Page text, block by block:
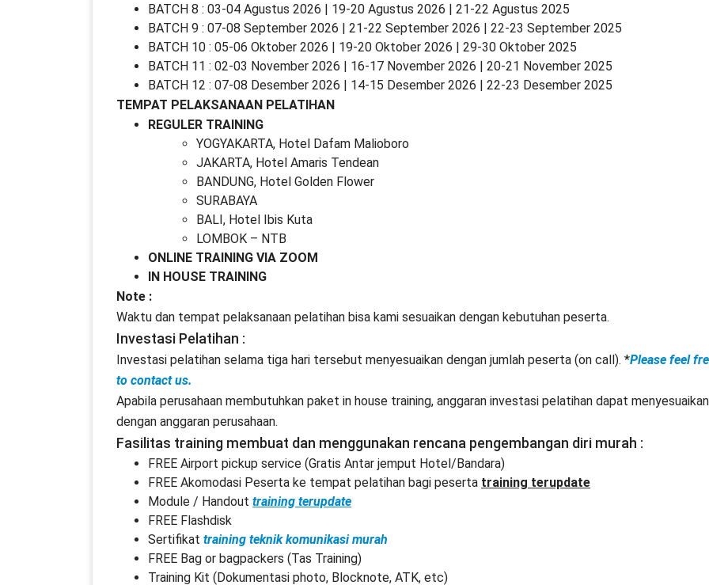
BATCH 8 : 03-04 Agustus 2026 | 19-20 Agustus 2026 | 21-22 Agustus 2025
BATCH 9 : 07-08 September 2026 | 21-22 September 2026 | 22-23 September 2025
BATCH 10 : 05-06 Oktober 2026 | 19-20 Oktober 2026 | 29-30 Oktober 2025
BATCH 11 : 02-03 November 2026 | 16-17 November 2026 | 20-21 November 2025
BATCH 12 : 07-08 Desember 2026 | 14-15 Desember 2026 | 22-23 Desember 2025
TEMPAT PELAKSANAAN PELATIHAN
REGULER TRAINING
YOGYAKARTA, Hotel Dafam Malioboro
JAKARTA, Hotel Amaris Tendean
BANDUNG, Hotel Golden Flower
SURABAYA
BALI, Hotel Ibis Kuta
LOMBOK – NTB
ONLINE TRAINING VIA ZOOM
IN HOUSE TRAINING
Note :
Waktu dan tempat pelaksanaan pelatihan bisa kami sesuaikan dengan kebutuhan peserta.
Investasi Pelatihan :
Investasi pelatihan selama tiga hari tersebut menyesuaikan dengan jumlah peserta (on call). *Please feel
to contact us.
Apabila perusahaan membutuhkan paket in house training, anggaran investasi pelatihan dapat menyesuaikan
dengan anggaran perusahaan.
Fasilitas training membuat dan menggunakan rencana pengembangan diri murah :
FREE Airport pickup service (Gratis Antar jemput Hotel/Bandara)
FREE Akomodasi Peserta ke tempat pelatihan bagi peserta training terupdate
Module / Handout training terupdate
FREE Flashdisk
Sertifikat training teknik komunikasi murah
FREE Bag or bagpackers (Tas Training)
Training Kit (Dokumentasi photo, Blocknote, ATK, etc)